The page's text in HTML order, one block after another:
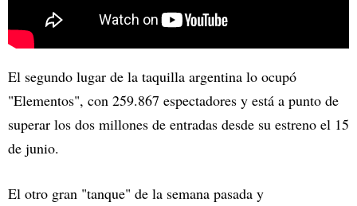
El segundo lugar de la taquilla argentina lo ocupó
"Elementos", con 259.867 espectadores y está a punto de
superar los dos millones de entradas desde su estreno el 15
de junio.
El otro gran "tanque" de la semana pasada y